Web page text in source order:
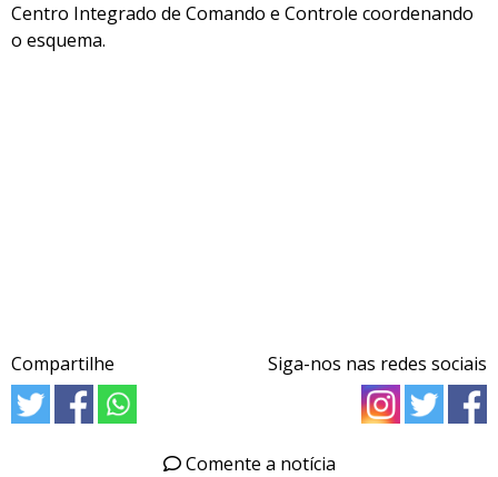
Centro Integrado de Comando e Controle coordenando
o esquema.
Compartilhe Siga-nos nas redes sociais
Comente a notícia